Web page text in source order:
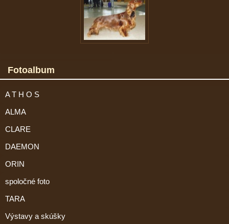
Fotoalbum
A T H O S
ALMA
CLARE
DAEMON
ORIN
spoločné foto
TARA
Výstavy a skúšky